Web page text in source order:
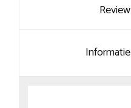
Review
Informatie